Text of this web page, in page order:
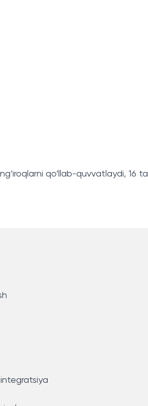
qo‘llab-quvvatlaydi,